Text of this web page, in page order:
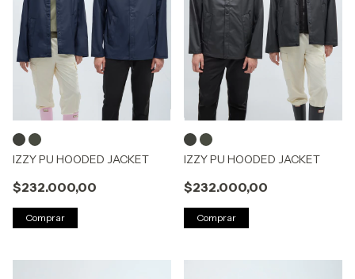
IZZY PU HOODED JACKET
$232.000,00
Comprar
IZZY PU HOODED JACKET
$232.000,00
Comprar